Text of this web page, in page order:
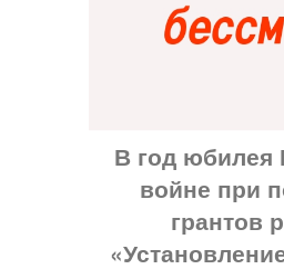
В год юбилея
войне при
грантов